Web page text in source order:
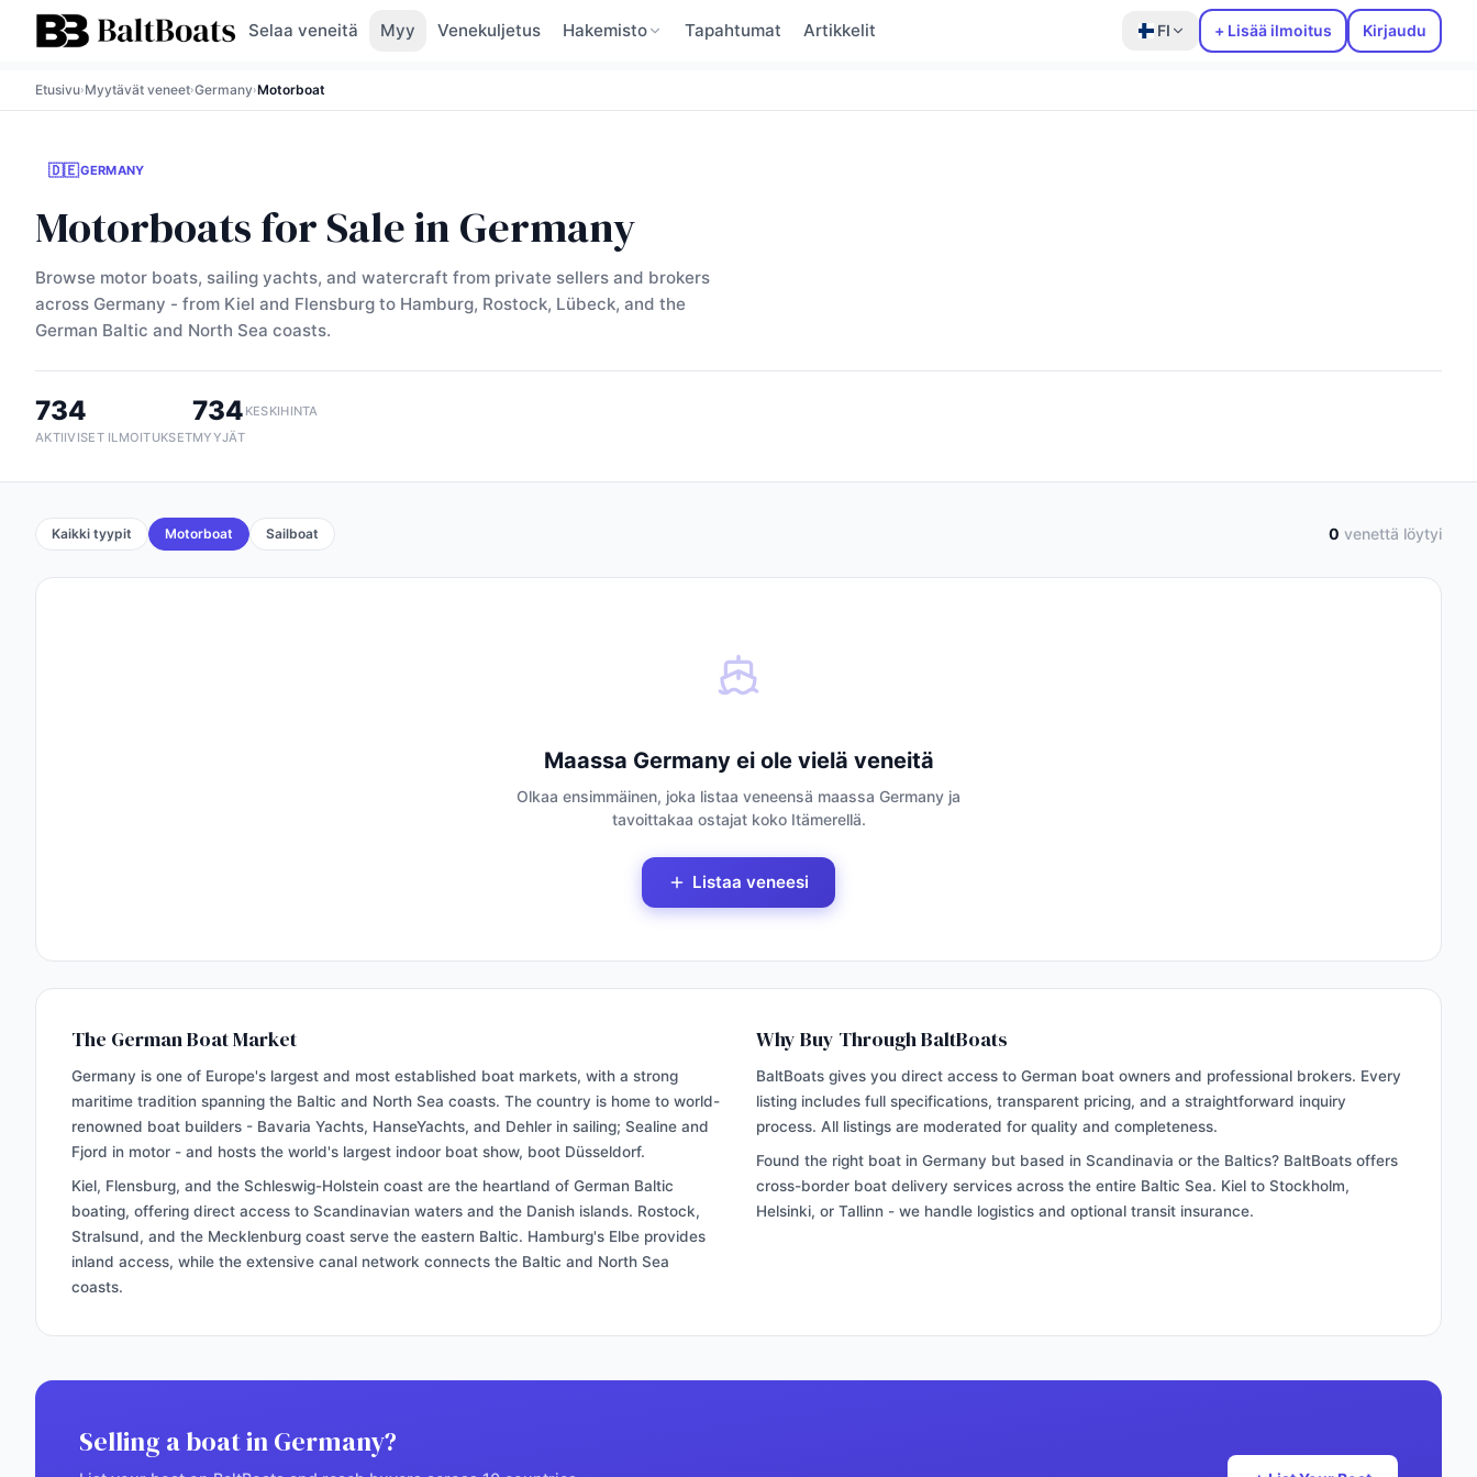
Selaa veneitä Myy Venekuljetus Hakemisto Tapahtumat Artikkelit FI + Lisää ilmoitus Kirjaudu
Etusivu›Myytävät veneet›Germany›Motorboat
🇩🇪GERMANY
Motorboats for Sale in Germany
Browse motor boats, sailing yachts, and watercraft from private sellers and brokers
across Germany - from Kiel and Flensburg to Hamburg, Rostock, Lübeck, and the
German Baltic and North Sea coasts.
734
AKTIIVISET ILMOITUKSET
734
MYYJÄT
KESKIHINTA
Kaikki tyypit Motorboat Sailboat 0 venettä löytyi
Maassa Germany ei ole vielä veneitä
Olkaa ensimmäinen, joka listaa veneensä maassa Germany ja
tavoittakaa ostajat koko Itämerellä.
Listaa veneesi
The German Boat Market
Germany is one of Europe's largest and most established boat markets, with a strong
maritime tradition spanning the Baltic and North Sea coasts. The country is home to world-
renowned boat builders - Bavaria Yachts, HanseYachts, and Dehler in sailing; Sealine and
Fjord in motor - and hosts the world's largest indoor boat show, boot Düsseldorf.
Kiel, Flensburg, and the Schleswig-Holstein coast are the heartland of German Baltic
boating, offering direct access to Scandinavian waters and the Danish islands. Rostock,
Stralsund, and the Mecklenburg coast serve the eastern Baltic. Hamburg's Elbe provides
inland access, while the extensive canal network connects the Baltic and North Sea
coasts.
Why Buy Through BaltBoats
BaltBoats gives you direct access to German boat owners and professional brokers. Every
listing includes full specifications, transparent pricing, and a straightforward inquiry
process. All listings are moderated for quality and completeness.
Found the right boat in Germany but based in Scandinavia or the Baltics? BaltBoats offers
cross-border boat delivery services across the entire Baltic Sea. Kiel to Stockholm,
Helsinki, or Tallinn - we handle logistics and optional transit insurance.
Selling a boat in Germany?
BaltBoats
BaltBoats